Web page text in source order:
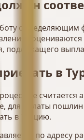
определяющим
подлежащего
в
не
для оплаты
в Турцию.
по адресу